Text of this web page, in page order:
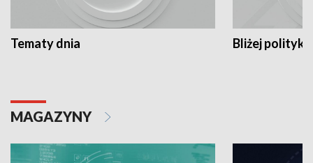
Tematy dnia Bliżej polityki
MAGAZYNY